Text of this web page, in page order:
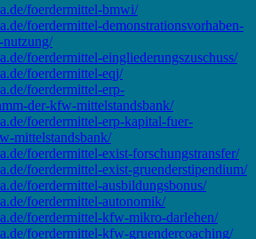
foerdermittel-bmwi/
foerdermittel-demonstrationsvorhaben-
nutzung/
foerdermittel-eingliederungszuschuss/
foerdermittel-eqj/
foerdermittel-erp-
der-kfw-mittelstandsbank/
foerdermittel-erp-kapital-fuer-
mittelstandsbank/
foerdermittel-exist-forschungstransfer/
foerdermittel-exist-gruenderstipendium/
foerdermittel-ausbildungsbonus/
foerdermittel-autonomik/
foerdermittel-kfw-mikro-darlehen/
foerdermittel-kfw-gruendercoaching/